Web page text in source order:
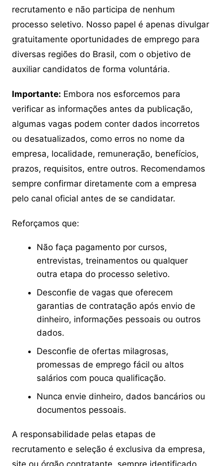
recrutamento e não participa de nenhum
processo seletivo. Nosso papel é apenas divulgar
gratuitamente oportunidades de emprego para
diversas regiões do Brasil, com o objetivo de
auxiliar candidatos de forma voluntária.
Importante: Embora nos esforcemos para
verificar as informações antes da publicação,
algumas vagas podem conter dados incorretos
ou desatualizados, como erros no nome da
empresa, localidade, remuneração, benefícios,
prazos, requisitos, entre outros. Recomendamos
sempre confirmar diretamente com a empresa
pelo canal oficial antes de se candidatar.
Reforçamos que:
Não faça pagamento por cursos,
entrevistas, treinamentos ou qualquer
outra etapa do processo seletivo.
Desconfie de vagas que oferecem
garantias de contratação após envio de
dinheiro, informações pessoais ou outros
dados.
Desconfie de ofertas milagrosas,
promessas de emprego fácil ou altos
salários com pouca qualificação.
Nunca envie dinheiro, dados bancários ou
documentos pessoais.
A responsabilidade pelas etapas de
recrutamento e seleção é exclusiva da empresa,
site ou órgão contratante, sempre identificado